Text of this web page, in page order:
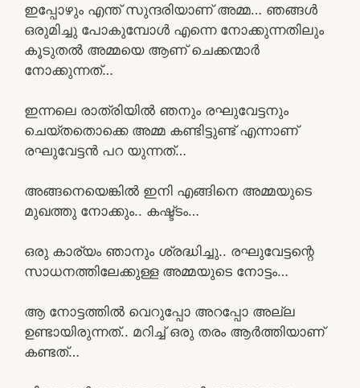
ഇപ്പോഴും എന്ത് സുന്ദരിയാണ് അമ്മ… ഞങ്ങൾ
ഒരുമിച്ചു പോകുമ്പോൾ എന്നെ നോക്കുന്നതിലും
കൂടുതൽ അമ്മയെ ആണ് ചെക്കന്മാർ
നോക്കുന്നത്…
ഇന്നലെ രാത്രിയിൽ ഞനും രഘുവേട്ടനും
ചെയ്തതൊക്കെ അമ്മ കണ്ടിട്ടുണ്ട് എന്നാണ്
രഘുവേട്ടൻ പറ യുന്നത്…
അങ്ങനെയെങ്കിൽ ഇനി എങ്ങിനെ അമ്മയുടെ
മുഖത്തു നോക്കും.. കഷ്ട്ടം…
ഒരു കാര്യം ഞാനും ശ്രദ്ധിച്ചു.. രഘുവേട്ടന്റെ
സാധനത്തിലേക്കുള്ള അമ്മയുടെ നോട്ടം…
ആ നോട്ടത്തിൽ വെറുപ്പോ അറപ്പോ അല്ല
ഉണ്ടായിരുന്നത്.. മറിച്ച് ഒരു തരം ആർത്തിയാണ്
കണ്ടത്…